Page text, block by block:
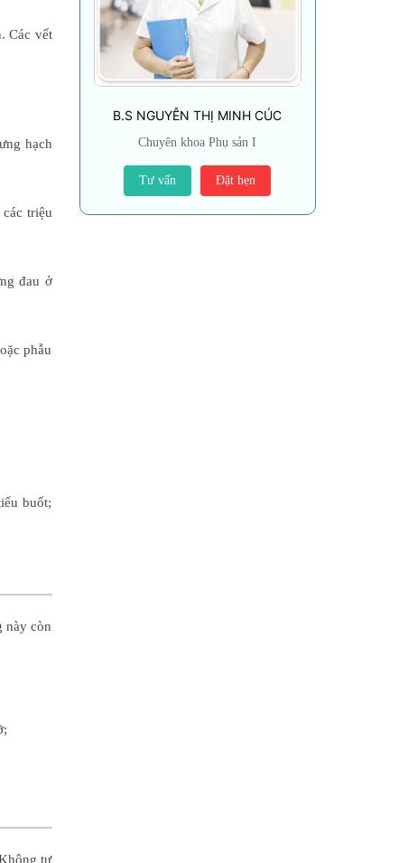
Các vết
hạch
triệu
đau ở
phẫu
buốt;
này còn
tự
B.S NGUYỄN THỊ MINH CÚC
Chuyên khoa Phụ sản I
Tư vấn Đặt hẹn